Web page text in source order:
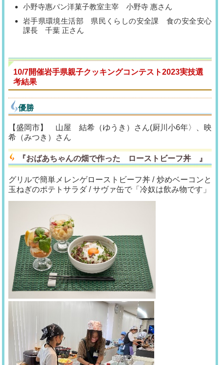
小野寺惠パン洋菓子教室主宰 小野寺 惠さん
岩手県環境生活部 県民くらしの安全課 食の安全安心
課長 千葉 正さん
10/7開催岩手県親子クッキングコンテスト2023実技選
考結果
優勝
【盛岡市】 山屋 結希（ゆうき）さん(厨川小6年〉、映
希（みつき）さん
『おばあちゃんの畑で作った ローストビーフ丼 』
グリルで簡単メレンゲローストビーフ丼 / 炒めベーコンと
玉ねぎのポテトサラダ / サヴァ缶で「冷奴は飲み物です」